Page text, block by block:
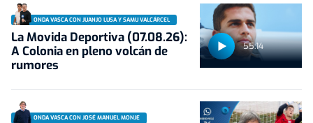
55:14
ONDA VASCA CON JUANJO LUSA Y SAMU VALCÁRCEL
La Movida Deportiva (07.08.26):
A Colonia en pleno volcán de
rumores
ONDA VASCA CON JOSÉ MANUEL MONJE